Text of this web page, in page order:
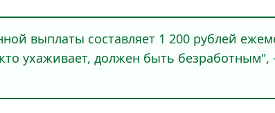
выплаты составляет 1 200 рублей
ухаживает, должен быть